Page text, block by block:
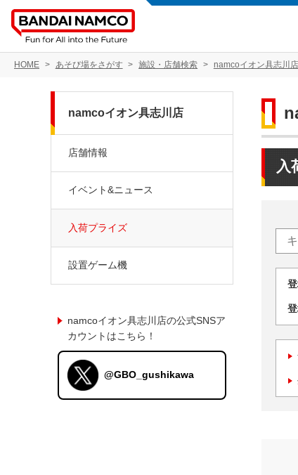
HOME あそび場をさがす 施設・店舗検索 namcoイオン具志川店
入
namcoイオン具志川店
店舗情報
イベント&ニュース
入荷プライズ
設置ゲーム機
namcoイオン具志川店の公式SNSア
カウントはこちら！
@GBO_gushikawa